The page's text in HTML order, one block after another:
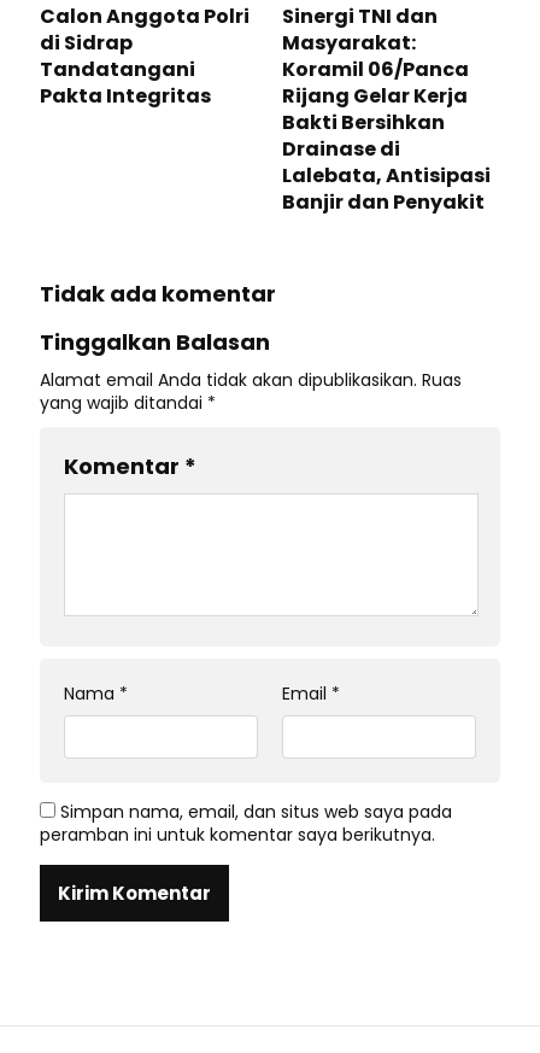
Calon Anggota Polri
di Sidrap
Tandatangani
Pakta Integritas
Sinergi TNI dan
Masyarakat:
Koramil 06/Panca
Rijang Gelar Kerja
Bakti Bersihkan
Drainase di
Lalebata, Antisipasi
Banjir dan Penyakit
Tidak ada komentar
Tinggalkan Balasan
Alamat email Anda tidak akan dipublikasikan. Ruas
yang wajib ditandai *
Komentar *
Nama * Email *
Simpan nama, email, dan situs web saya pada
peramban ini untuk komentar saya berikutnya.